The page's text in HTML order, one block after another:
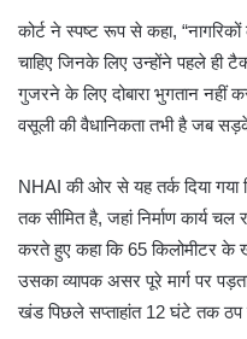
कोर्ट ने स्पष्ट रूप से कहा,
चाहिए जिनके लिए उन्होंने पहले ही
गुजरने के लिए दोबारा भुगतान नहीं
वसूली की वैधानिकता तभी है जब
NHAI की ओर से यह तर्क दिया
तक सीमित है, जहां निर्माण कार्य
करते हुए कहा कि 65 किलोमीटर के
उसका व्यापक असर पूरे मार्ग पर
खंड पिछले सप्ताहांत 12 घंटे तक ठप